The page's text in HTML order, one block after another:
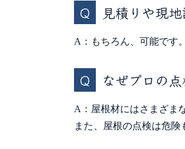
見積りや現
A：もちろん、可能です
なぜプロの
A：屋根材にはさまざま
また、屋根の点検は危険